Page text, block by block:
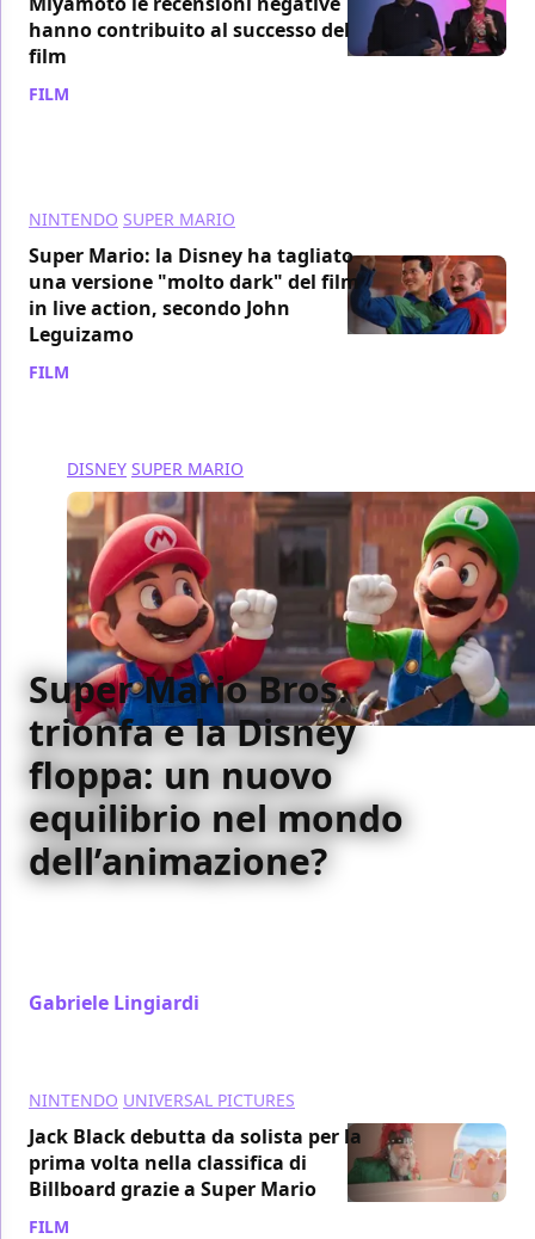
hanno contribuito al successo del
film
FILM
NINTENDO SUPER MARIO
Super Mario: la Disney ha tagliato
una versione "molto dark" del film
in live action, secondo John
Leguizamo
FILM
DISNEY SUPER MARIO
Super Mario Bros.
trionfa e la Disney
floppa: un nuovo
equilibrio nel mondo
dell’animazione?
Gabriele Lingiardi
NINTENDO UNIVERSAL PICTURES
Jack Black debutta da solista per la
prima volta nella classifica di
Billboard grazie a Super Mario
FILM